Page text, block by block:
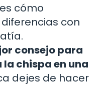
cómo
con
consejo para
chispa en una
dejes de hacer